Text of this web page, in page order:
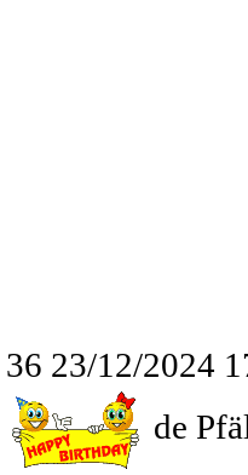
36 23/12/2024
de